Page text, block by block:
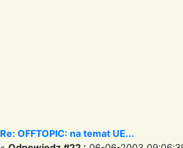
Re: OFFTOPIC: na temat UE...